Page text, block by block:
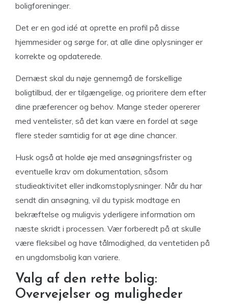
boligforeninger.
Det er en god idé at oprette en profil på disse
hjemmesider og sørge for, at alle dine oplysninger er
korrekte og opdaterede.
Dernæst skal du nøje gennemgå de forskellige
boligtilbud, der er tilgængelige, og prioritere dem efter
dine præferencer og behov. Mange steder opererer
med ventelister, så det kan være en fordel at søge
flere steder samtidig for at øge dine chancer.
Husk også at holde øje med ansøgningsfrister og
eventuelle krav om dokumentation, såsom
studieaktivitet eller indkomstoplysninger. Når du har
sendt din ansøgning, vil du typisk modtage en
bekræftelse og muligvis yderligere information om
næste skridt i processen. Vær forberedt på at skulle
være fleksibel og have tålmodighed, da ventetiden på
en ungdomsbolig kan variere.
Valg af den rette bolig:
Overvejelser og muligheder